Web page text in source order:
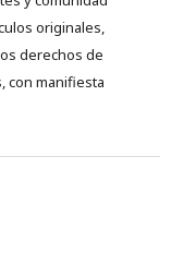
originales,
derechos de
con manifiesta